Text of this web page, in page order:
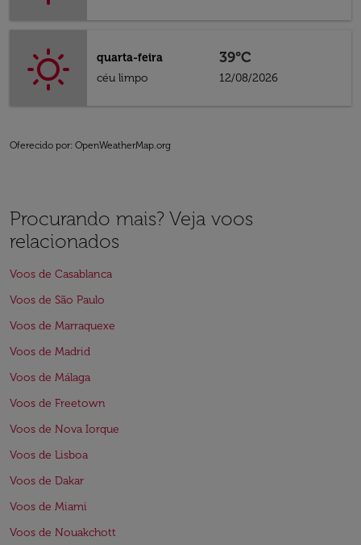
quarta-feira
céu limpo
39°C
12/08/2026
Oferecido por: OpenWeatherMap.org
Procurando mais? Veja voos
relacionados
Voos de Casablanca
Voos de São Paulo
Voos de Marraquexe
Voos de Madrid
Voos de Málaga
Voos de Freetown
Voos de Nova Iorque
Voos de Lisboa
Voos de Dakar
Voos de Miami
Voos de Nouakchott